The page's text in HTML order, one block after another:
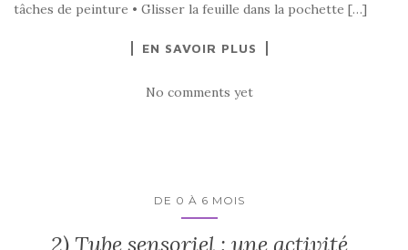
tâches de peinture • Glisser la feuille dans la pochette […]
EN SAVOIR PLUS
No comments yet
DE 0 À 6 MOIS
2) Tube sensoriel : une activité